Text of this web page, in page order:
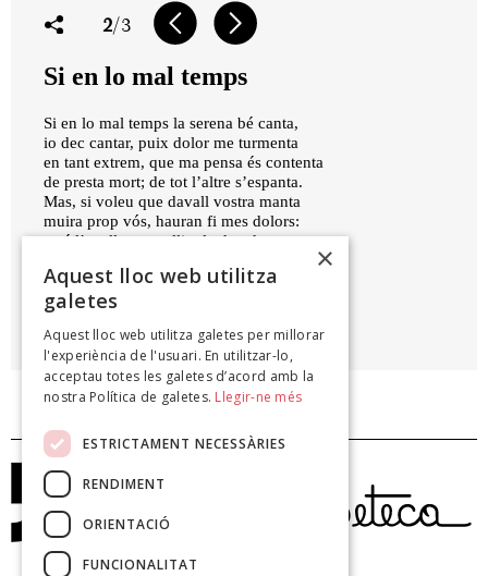
2/3
Si en lo mal temps
Si en lo mal temps la serena bé canta,
io dec cantar, puix dolor me turmenta
en tant extrem, que ma pensa és contenta
de presta mort; de tot l’altre s’espanta.
Mas, si voleu que davall vostra manta
muira prop vós, hauran fi mes dolors:
seré l’ocell que en llit ple de odors
, XV
×
Aquest lloc web utilitza
galetes
Aquest lloc web utilitza galetes per millorar
l'experiència de l'usuari. En utilitzar-lo,
acceptau totes les galetes d’acord amb la
nostra Política de galetes. Llegir-ne més
ESTRICTAMENT NECESSÀRIES
RENDIMENT
ORIENTACIÓ
FUNCIONALITAT